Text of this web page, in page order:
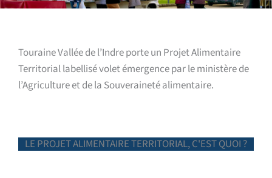
Touraine Vallée de l’Indre porte un Projet Alimentaire
Territorial labellisé volet émergence par le ministère de
l’Agriculture et de la Souveraineté alimentaire.
LE PROJET ALIMENTAIRE TERRITORIAL, C'EST QUOI ?